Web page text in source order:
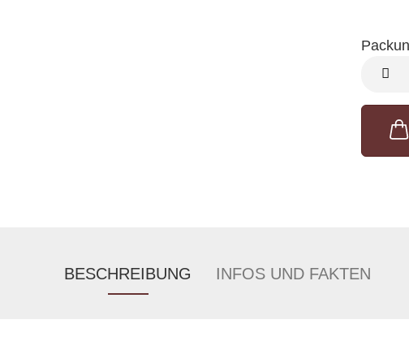
Packung
BESCHREIBUNG INFOS UND FAKTEN